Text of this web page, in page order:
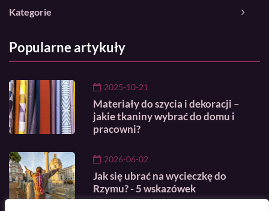
Kategorie
Popularne artykuły
2025-10-21
Materiały do szycia i dekoracji –
jakie tkaniny wybrać do domu i
pracowni?
2026-06-02
Jak się ubrać na wycieczkę do
Rzymu? - 5 wskazówek